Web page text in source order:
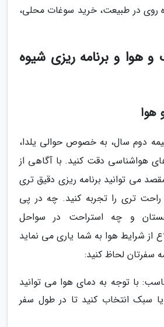
روی در طبیعت، خرید سوغات محلی،
و هوا و برنامه ریزی شیوه
هوا
دوم سال، به خصوص حوالی یلدا،
هواشناسی دقت کنید. با آگاهی از
می توانید برنامه ریزی دقیق تری
تری را تجربه کنید. چه در پی
و چه استراحت در سواحل
از شرایط هوا به شما یاری می نماید
سفرتان لحاظ کنید:
با توجه به دمای هوا می توانید
سبک انتخاب کنید تا در طول سفر